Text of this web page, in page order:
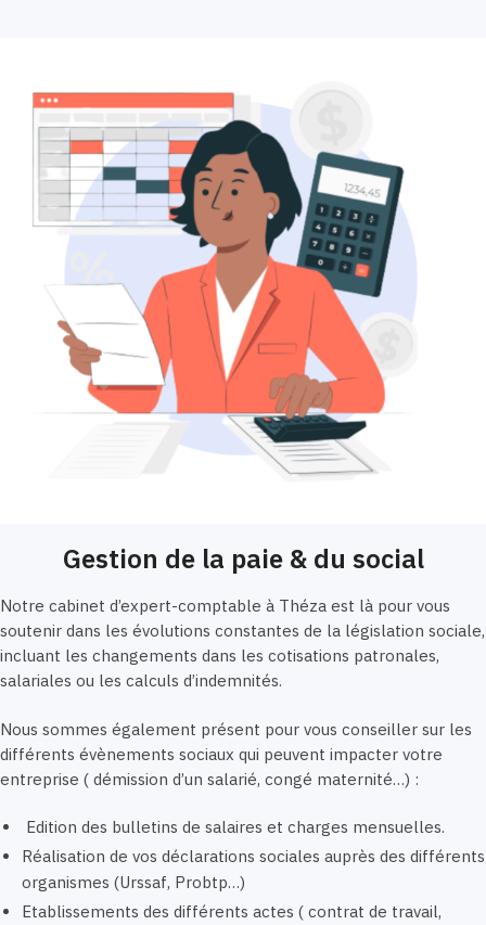
Gestion de la paie & du social
Notre cabinet d’expert-comptable à Théza est là pour vous
soutenir dans les évolutions constantes de la législation sociale,
incluant les changements dans les cotisations patronales,
salariales ou les calculs d’indemnités.
Nous sommes également présent pour vous conseiller sur les
différents évènements sociaux qui peuvent impacter votre
entreprise ( démission d’un salarié, congé maternité…) :
Edition des bulletins de salaires et charges mensuelles.
Réalisation de vos déclarations sociales auprès des différents
organismes (Urssaf, Probtp…)
Etablissements des différents actes ( contrat de travail,